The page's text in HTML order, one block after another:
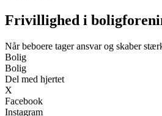
Frivillighed i
Når beboere tager ansvar og skaber
Bolig
Bolig
Del med hjertet
X
Facebook
Instagram